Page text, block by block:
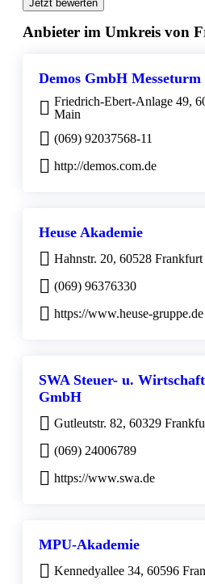
Jetzt bewerten
Anbieter im Umkreis von
Demos GmbH Messeturm
Friedrich-Ebert-Anlage 49,
Main
(069) 92037568-11
http://demos.com.de
Heuse Akademie
Hahnstr. 20, 60528
(069) 96376330
https://www.heuse-gruppe.de
SWA Steuer- u.
GmbH
Gutleutstr. 82, 60329
(069) 24006789
https://www.swa.de
MPU-Akademie
Kennedyallee 34, 60596